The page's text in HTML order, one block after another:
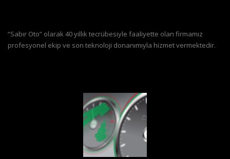
“Sabır Oto” olarak 40 yıllık tecrübesiyle faaliyette olan firmamız
profesyonel ekip ve son teknoloji donanımıyla hizmet vermektedir.